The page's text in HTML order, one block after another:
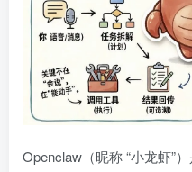
Openclaw（昵称 “小龙虾”